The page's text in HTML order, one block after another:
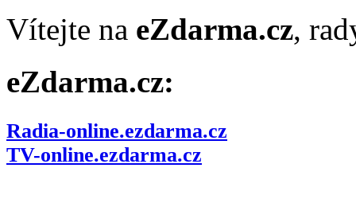
Vítejte na eZdarma.cz,
eZdarma.cz:
Radia-online.ezdarma.cz
TV-online.ezdarma.cz